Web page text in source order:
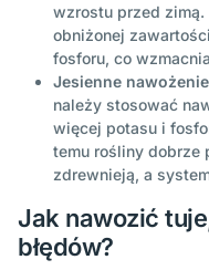
wzrostu przed
obniżonej
fosforu, co
Jesienne
należy stosować
więcej potasu i
temu rośliny dobrze
zdrewnieją, a
Jak nawozić
błędów?